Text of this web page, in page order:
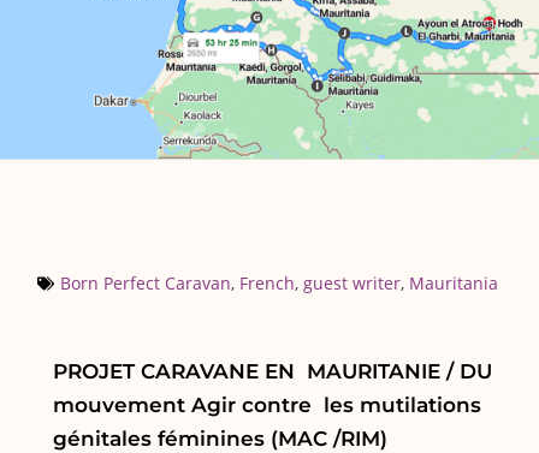
Born Perfect Caravan, French,guest writer, Mauritania
PROJET CARAVANE EN MAURITANIE / DU
mouvement Agir contre les mutilations
génitales féminines (MAC /RIM)